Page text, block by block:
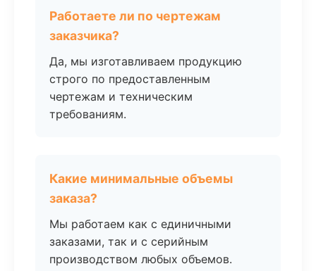
Работаете ли по чертежам
заказчика?
Да, мы изготавливаем продукцию
строго по предоставленным
чертежам и техническим
требованиям.
Какие минимальные объемы
заказа?
Мы работаем как с единичными
заказами, так и с серийным
производством любых объемов.